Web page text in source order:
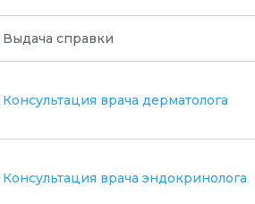
Выдача справки
Консультация врача дерматолога
Консультация врача эндокринолога